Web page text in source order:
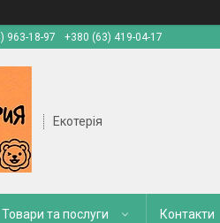
963-18-97
+380 (63) 419-04-17
Екотерія
Товари та послуги Контакти